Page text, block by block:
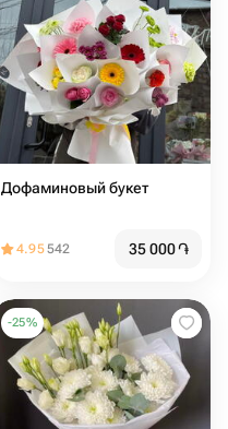
Дофаминовый букет
4.95542 35 000֏
-25%